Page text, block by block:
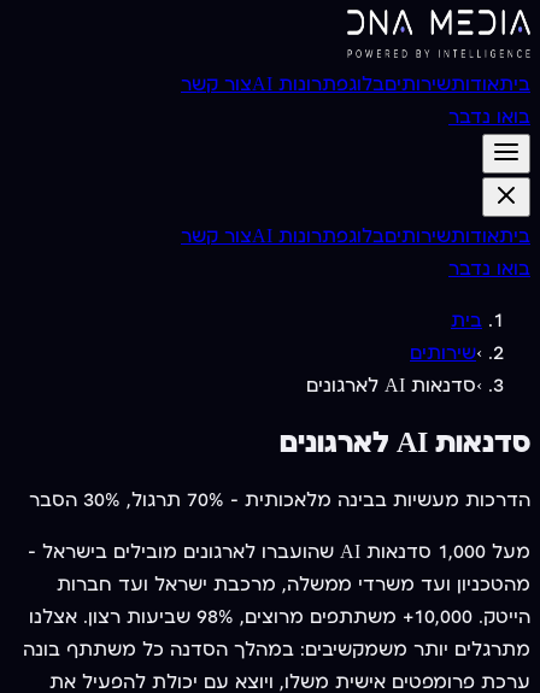
ביתאודותשירותיםבלוגפתרונות AI
צור קשר
בואו נדבר
ביתאודותשירותיםבלוגפתרונות AI
צור קשר
בואו נדבר
בית
›שירותים
›סדנאות AI לארגונים
סדנאות AI לארגונים
הדרכות מעשיות בבינה מלאכותית — 70% תרגול, 30% הסבר
מעל 1,000 סדנאות AI שהועברו לארגונים מובילים בישראל —
מהטכניון ועד משרדי ממשלה, מרכבת ישראל ועד חברות
הייטק. 10,000+ משתתפים מרוצים, 98% שביעות רצון. אצלנו
מתרגלים יותר משמקשיבים: במהלך הסדנה כל משתתף בונה
ערכת פרומפטים אישית משלו, ויוצא עם יכולת להפעיל את